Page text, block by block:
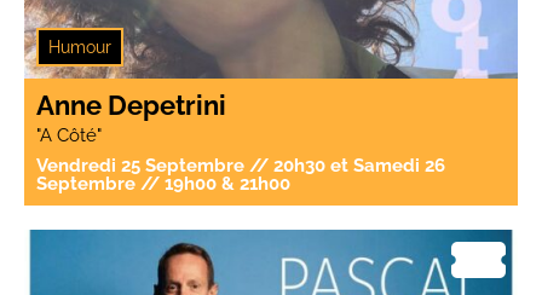
Humour
Anne Depetrini
"A Côté"
Vendredi 25 Septembre // 20h30 et Samedi 26
Septembre // 19h00 & 21h00